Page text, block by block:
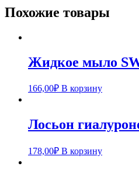
Похожие товары
Жидкое мыло
166,00₽ В корзину
Лосьон
178,00₽ В корзину